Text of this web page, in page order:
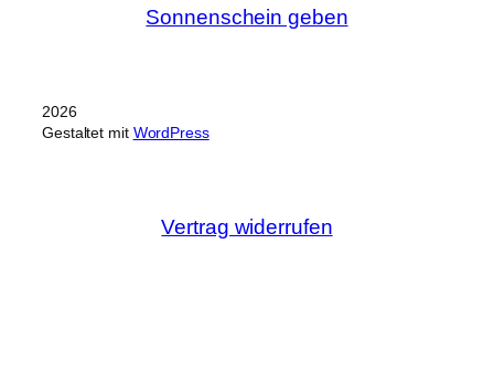
Sonnenschein geben
2026
Gestaltet mit WordPress
Vertrag widerrufen